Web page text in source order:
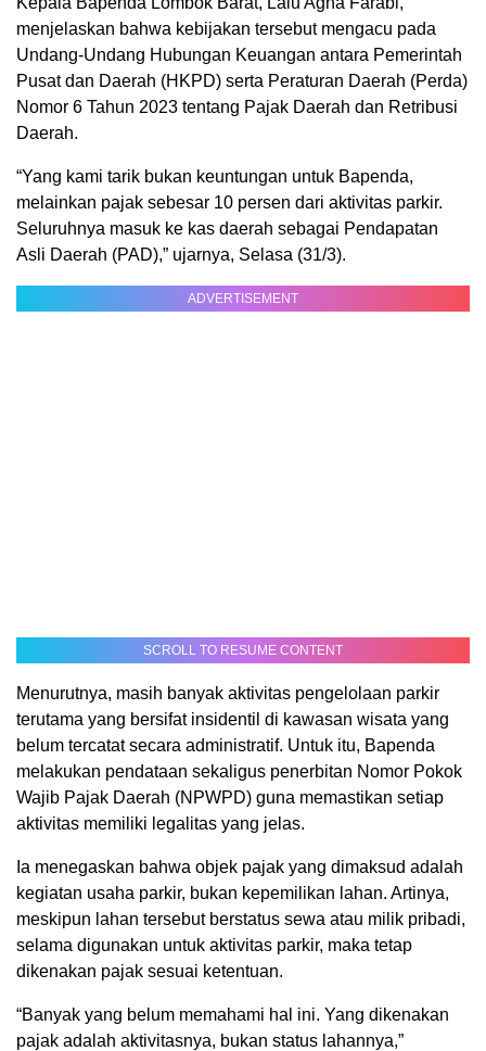
menjelaskan bahwa kebijakan tersebut mengacu pada
Undang-Undang Hubungan Keuangan antara Pemerintah
Pusat dan Daerah (HKPD) serta Peraturan Daerah (Perda)
Nomor 6 Tahun 2023 tentang Pajak Daerah dan Retribusi
Daerah.
“Yang kami tarik bukan keuntungan untuk Bapenda,
melainkan pajak sebesar 10 persen dari aktivitas parkir.
Seluruhnya masuk ke kas daerah sebagai Pendapatan
Asli Daerah (PAD),” ujarnya, Selasa (31/3).
ADVERTISEMENT
SCROLL TO RESUME CONTENT
Menurutnya, masih banyak aktivitas pengelolaan parkir
terutama yang bersifat insidentil di kawasan wisata yang
belum tercatat secara administratif. Untuk itu, Bapenda
melakukan pendataan sekaligus penerbitan Nomor Pokok
Wajib Pajak Daerah (NPWPD) guna memastikan setiap
aktivitas memiliki legalitas yang jelas.
Ia menegaskan bahwa objek pajak yang dimaksud adalah
kegiatan usaha parkir, bukan kepemilikan lahan. Artinya,
meskipun lahan tersebut berstatus sewa atau milik pribadi,
selama digunakan untuk aktivitas parkir, maka tetap
dikenakan pajak sesuai ketentuan.
“Banyak yang belum memahami hal ini. Yang dikenakan
pajak adalah aktivitasnya, bukan status lahannya,”